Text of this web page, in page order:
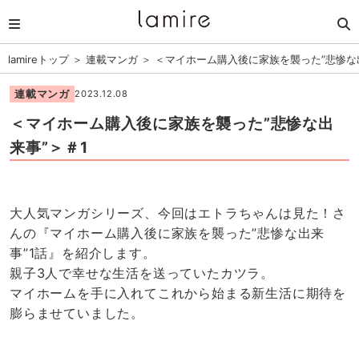
lamireトップ＞ 連載マンガ＞ ＜マイホーム購入後に家族を襲った”悲惨な
連載マンガ 2023.12.08
＜マイホーム購入後に家族を襲った”悲惨な出
来事”＞＃1
大人気マンガシリーズ、今回はエトラちゃんは見た！さ
んの『マイホーム購入後に家族を襲った”悲惨な出来
事”1話』を紹介します。
親子3人で幸せな生活を送っていたカツラ。
マイホームを手に入れてこれから始まる新生活に期待を
膨らませていました。